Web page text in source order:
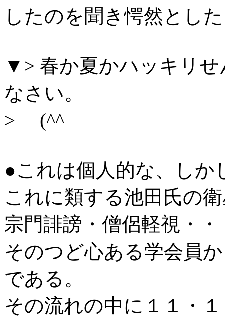
したのを聞き愕然とし
▼> 春か夏かハッキリ
なさい。
> (^^ゞ
●これは個人的な、しか
これに類する池田氏の
宗門誹謗・僧侶軽視・
そのつど心ある学会員
である。
その流れの中に１１・